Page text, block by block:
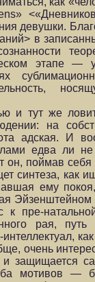
девушки.
в
этапе —
и тут же
на
адская. И
едва ли
он, поймав
синтеза, как
ему
пре-
рая,
очень
защищается
мотивов —